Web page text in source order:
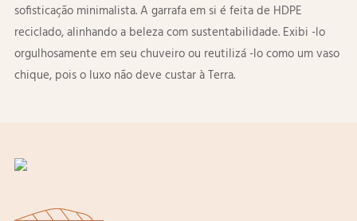
sofisticação minimalista. A garrafa em si é feita de HDPE
reciclado, alinhando a beleza com sustentabilidade. Exibi -lo
orgulhosamente em seu chuveiro ou reutilizá -lo como um vaso
chique, pois o luxo não deve custar à Terra.